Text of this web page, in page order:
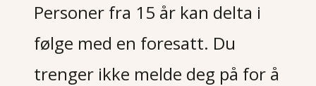
Personer fra 15 år kan delta i
følge med en foresatt. Du
trenger ikke melde deg på for å